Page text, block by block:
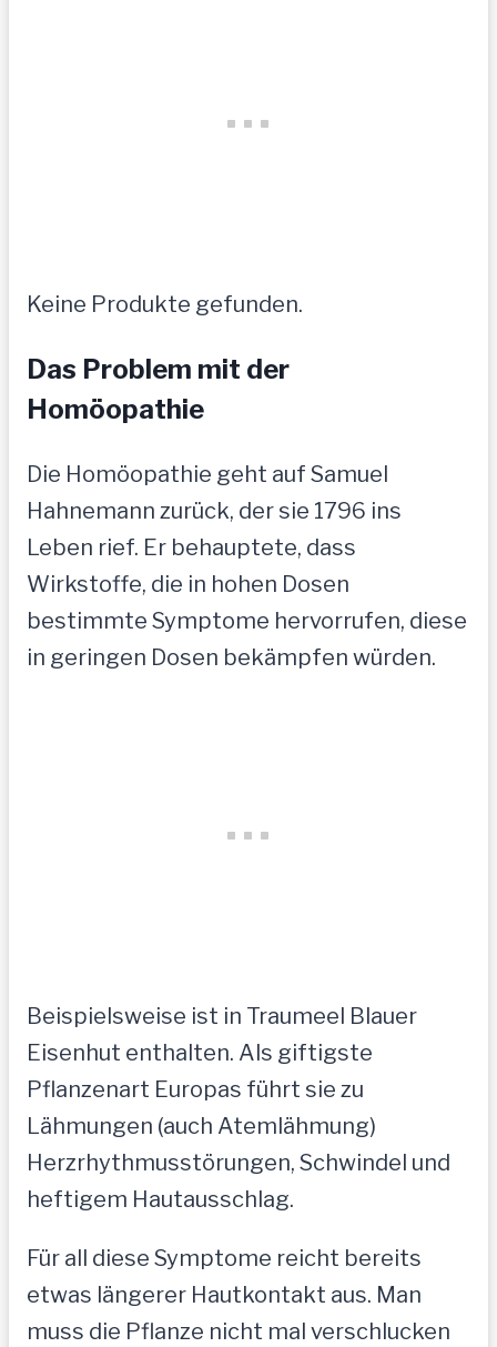
Keine Produkte gefunden.
Das Problem mit der
Homöopathie
Die Homöopathie geht auf Samuel
Hahnemann zurück, der sie 1796 ins
Leben rief. Er behauptete, dass
Wirkstoffe, die in hohen Dosen
bestimmte Symptome hervorrufen, diese
in geringen Dosen bekämpfen würden.
Beispielsweise ist in Traumeel Blauer
Eisenhut enthalten. Als giftigste
Pflanzenart Europas führt sie zu
Lähmungen (auch Atemlähmung)
Herzrhythmusstörungen, Schwindel und
heftigem Hautausschlag.
Für all diese Symptome reicht bereits
etwas längerer Hautkontakt aus. Man
muss die Pflanze nicht mal verschlucken